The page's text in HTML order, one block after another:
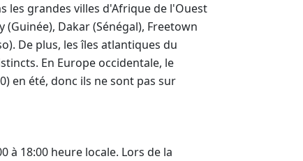
les grandes villes d'Afrique de l'Ouest
(Guinée), Dakar (Sénégal), Freetown
De plus, les îles atlantiques du
En Europe occidentale, le
en été, donc ils ne sont pas sur
à 18:00 heure locale. Lors de la